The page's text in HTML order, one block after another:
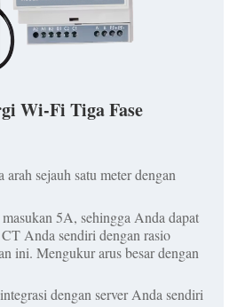
Wi-Fi Tiga Fase
arah sejauh satu meter dengan
5A, sehingga Anda dapat
Anda sendiri dengan rasio
ini. Mengukur arus besar dengan
dengan server Anda sendiri